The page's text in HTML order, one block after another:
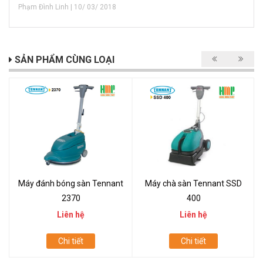
Phạm Đình Linh | 10/ 03/ 2018
SẢN PHẨM CÙNG LOẠI
Máy đánh bóng sàn Tennant
2370
Liên hệ
Chi tiết
Máy chà sàn Tennant SSD
400
Liên hệ
Chi tiết